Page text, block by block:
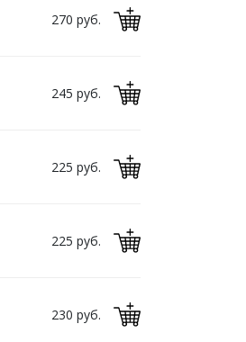
270 руб.
245 руб.
225 руб.
225 руб.
230 руб.